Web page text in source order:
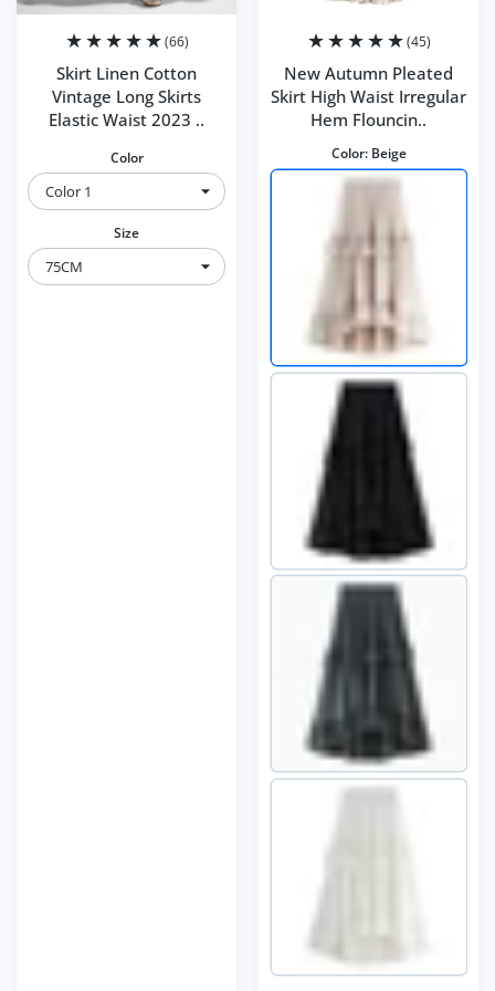
(66)
Skirt Linen Cotton
Vintage Long Skirts
Elastic Waist 2023 ..
Color
Size
(45)
New Autumn Pleated
Skirt High Waist Irregular
Hem Flouncin..
Color: Beige